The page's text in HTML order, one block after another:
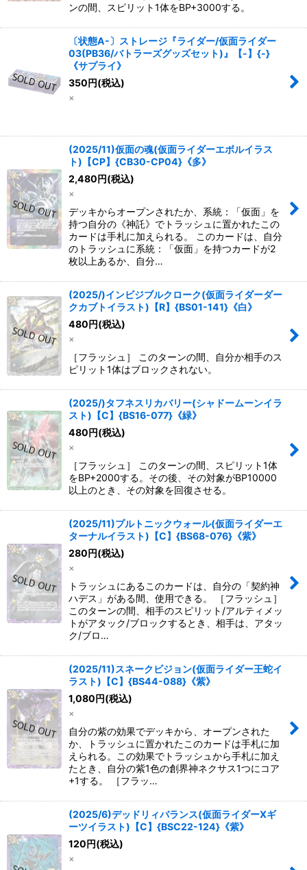
ンの間、スピリット1体をBP+3000する。
〔状態A-〕ストレージ『ライダー/仮面ライダー
03(PB36/バトラーズグッズセット)』【-】{-}
《サプライ》
350 円(税込)
×
(2025/11)仮面の魂(仮面ライダーエボルイラス
ト)【CP】{CB30-CP04}《多》
2,480 円(税込)
×
デッキからオープンされたか、系統：「仮面」を
持つ自分の《神託》でトラッシュに置かれたこの
カードは手札に加えられる。 このカードは、自分
のトラッシュに系統：「仮面」を持つカードが2
枚以上あるか、自分…
(2025/)インビジブルクローク(仮面ライダーダー
クカブトイラスト)【R】{BS01-141}《白》
480 円(税込)
×
［フラッシュ］ このターンの間、自分か相手のス
ピリット1体はブロックされない。
(2025/)タフネスリカバリー(シャドームーンイラ
スト)【C】{BS16-077}《緑》
480 円(税込)
×
［フラッシュ］ このターンの間、スピリット1体
をBP+2000する。その後、その対象がBP10000
以上のとき、その対象を回復させる。
(2025/11)プルトニックウォール(仮面ライダーエ
ターナルイラスト)【C】{BS68-076}《紫》
280 円(税込)
×
トラッシュにあるこのカードは、自分の「契約神
ハデス」がある間、使用できる。 ［フラッシュ］
このターンの間、相手のスピリット/アルティメッ
トがアタック/ブロックするとき、相手は、アタッ
ク/ブロ…
(2025/11)スネークビジョン(仮面ライダー王蛇イ
ラスト)【C】{BS44-088}《紫》
1,080 円(税込)
×
自分の紫の効果でデッキから、オープンされた
か、トラッシュに置かれたこのカードは手札に加
えられる。この効果でトラッシュから手札に加え
たとき、自分の紫1色の創界神ネクサス1つにコア
+1する。 ［フラッ…
(2025/6)デッドリィバランス(仮面ライダーXギ
ーツイラスト)【C】{BSC22-124}《紫》
120 円(税込)
×